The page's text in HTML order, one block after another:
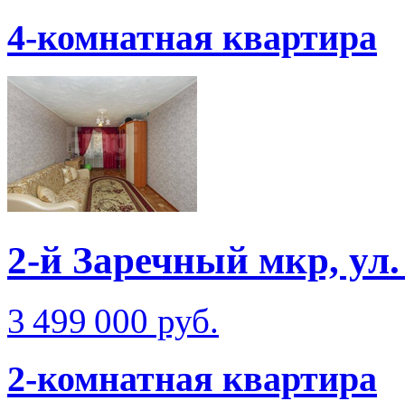
4-комнатная квартира
2-й Заречный мкр,
3 499 000 руб.
2-комнатная квартира